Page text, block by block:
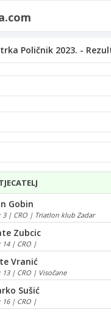
Poličnik 2023. -
Gobin
3 | CRO | Triatlon klub Zadar
Zubcic
14 | CRO |
Vranić
13 | CRO | Visočane
Sušić
16 | CRO |